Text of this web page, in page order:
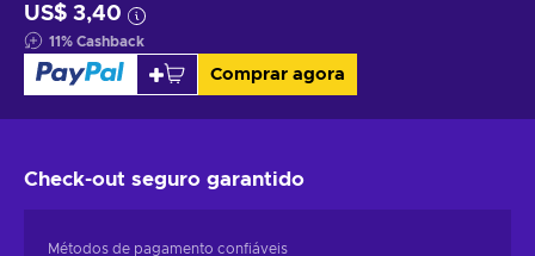
US$ 3,40
11% Cashback
Comprar agora
Check-out seguro garantido
Métodos de pagamento confiáveis